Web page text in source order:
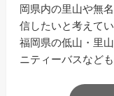
岡県内の里山や無
信したいと考えてい
福岡県の低山・里
ニティーバスなども